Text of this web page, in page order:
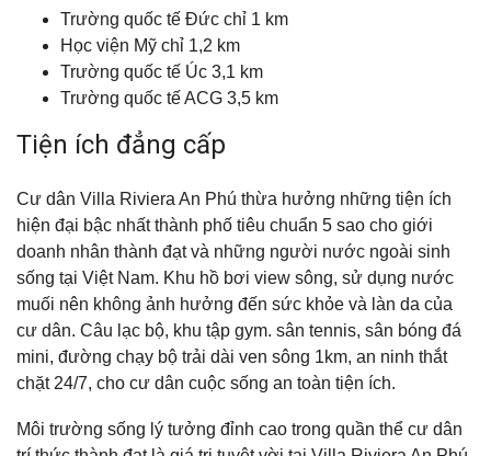
Trường quốc tế Đức chỉ 1 km
Học viện Mỹ chỉ 1,2 km
Trường quốc tế Úc 3,1 km
Trường quốc tế ACG 3,5 km
Tiện ích đẳng cấp
Cư dân Villa Riviera An Phú thừa hưởng những tiện ích
hiện đại bậc nhất thành phố tiêu chuẩn 5 sao cho giới
doanh nhân thành đạt và những người nước ngoài sinh
sống tại Việt Nam. Khu hồ bơi view sông, sử dụng nước
muối nên không ảnh hưởng đến sức khỏe và làn da của
cư dân. Câu lạc bộ, khu tập gym. sân tennis, sân bóng đá
mini, đường chạy bộ trải dài ven sông 1km, an ninh thắt
chặt 24/7, cho cư dân cuộc sống an toàn tiện ích.
Môi trường sống lý tưởng đỉnh cao trong quần thể cư dân